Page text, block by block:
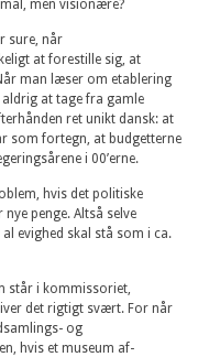
men visionære?
sure, når
at forestille sig, at
man læser om etablering
at tage fra gamle
ret unikt dansk: at
som fortegn, at budgetterne
i 00’erne.
hvis det politiske
penge. Altså selve
evighed skal stå som i ca.
står i kommissoriet,
det rigtigt svært. For når
og
hvis et museum af-